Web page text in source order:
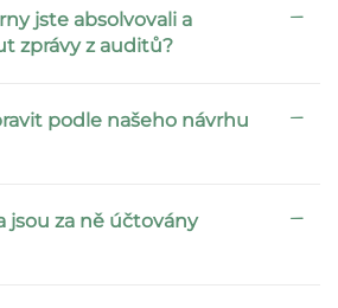
jste absolvovali a
zprávy z auditů?
podle našeho návrhu
jsou za ně účtovány